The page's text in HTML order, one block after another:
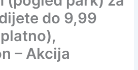
do 9,99
– Akcija